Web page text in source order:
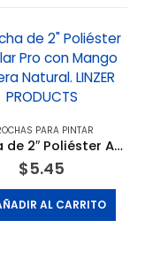
PARA PINTAR
Brocha de 2″ Poliéster Angular Pro con Mango Madera Natural. LINZER PRODUCTS
$5.45
AL CARRITO